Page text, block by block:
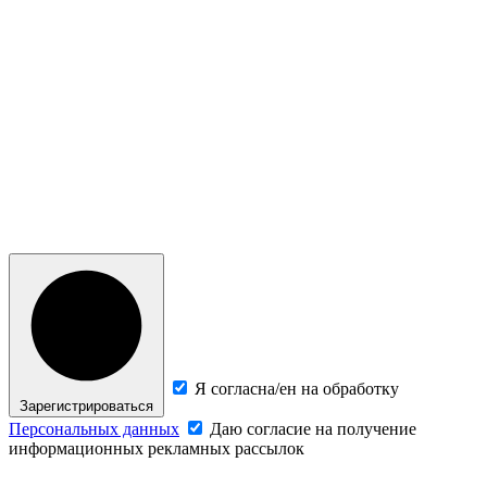
Зарегистрироваться
Я согласна/ен на обработку
Персональных данных
Даю согласие на получение
информационных рекламных рассылок